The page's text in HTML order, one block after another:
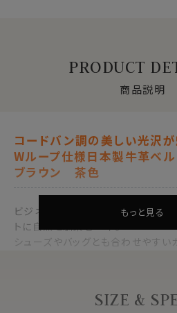
PRODUCT
商品説明
コードバン調の美しい光沢が
Wループ仕様日本製牛革ベル
ブラウン 茶色
ビジネスからカジュアルまで幅広く
トに自然と馴染む一本。
シューズやバッグとも合わせやす
トとしてもおすすめです。
もっと見る
SIZE &